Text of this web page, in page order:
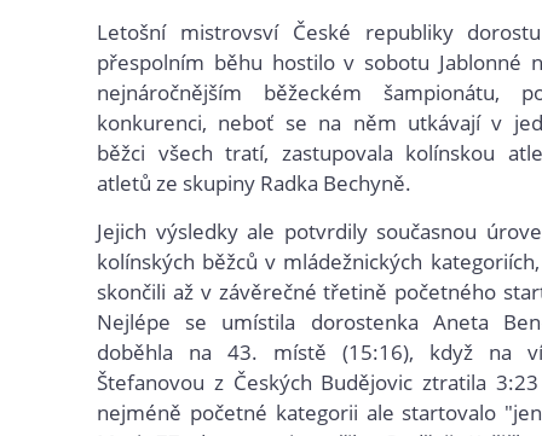
Letošní mistrovsví České republiky
přespolním běhu hostilo v sobotu Jablonné
nejnáročnějším běžeckém šampionátu,
konkurenci, neboť se na něm utkávají v
běžci všech tratí, zastupovala kolínskou
atletů ze skupiny Radka Bechyně.
Jejich výsledky ale potvrdily současnou
kolínských běžců v mládežnických
skončili až v závěrečné třetině početného
Nejlépe se umístila dorostenka Aneta
doběhla na 43. místě (15:16), když na
Štefanovou z Českých Budějovic ztratila
nejméně početné kategorii ale startovalo